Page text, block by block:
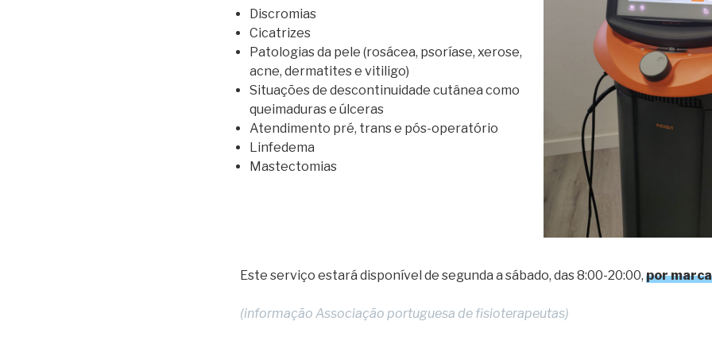
Discromias
Cicatrizes
Patologias da pele (rosácea, psoríase, xerose,
acne, dermatites e vitiligo)
Situações de descontinuidade cutânea como
queimaduras e úlceras
Atendimento pré, trans e pós-operatório
Linfedema
Mastectomias
Este serviço estará disponível de segunda a sábado, das 8:00-20:00, por
(informação Associação portuguesa de fisioterapeutas)